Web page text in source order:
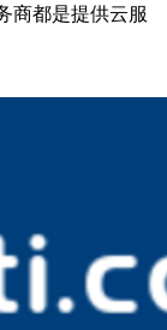
商都是提供云服